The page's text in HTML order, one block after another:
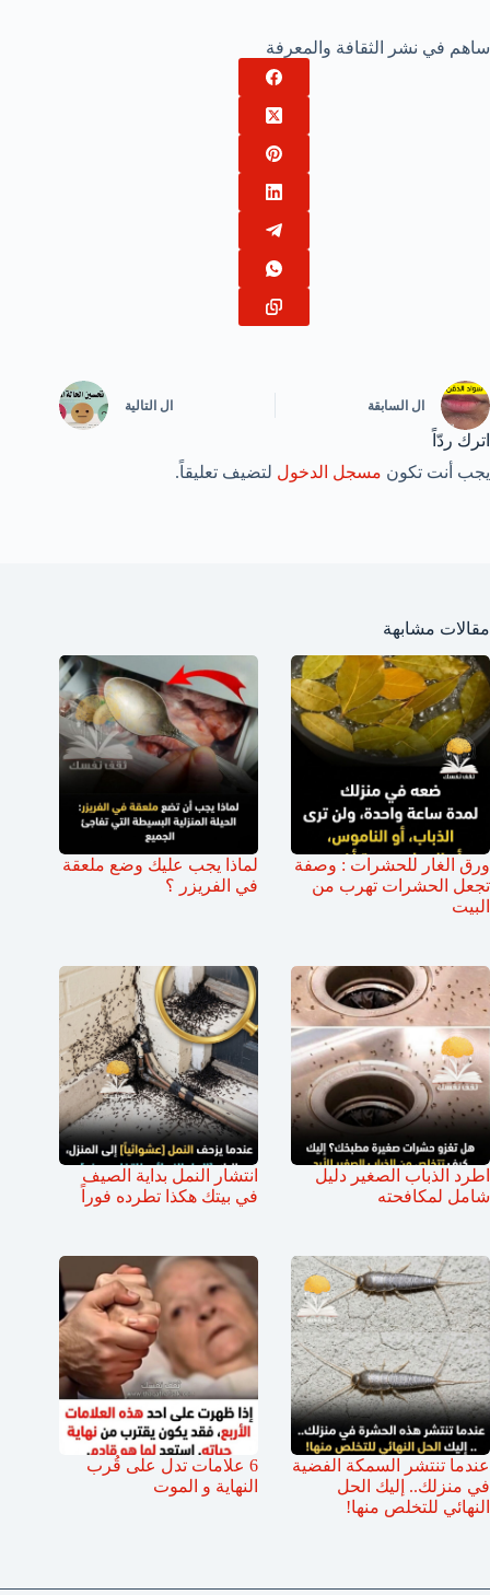
ساهم في نشر الثقافة والمعرفة
ال السابقة ال التالية
اترك ردّاً
يجب أنت تكون مسجل الدخول لتضيف تعليقاً.
مقالات مشابهة
ورق الغار للحشرات : وصفة
تجعل الحشرات تهرب من
البيت
لماذا يجب عليك وضع ملعقة
في الفريزر ؟
اطرد الذباب الصغير دليل
شامل لمكافحته
انتشار النمل بداية الصيف
في بيتك هكذا تطرده فوراً
عندما تنتشر السمكة الفضية
في منزلك.. إليك الحل
النهائي للتخلص منها!
6 علامات تدل على قُرب
النهاية و الموت